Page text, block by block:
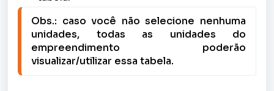
Obs.: caso você não selecione nenhuma
unidades, todas as unidades do
empreendimento poderão
visualizar/utilizar essa tabela.